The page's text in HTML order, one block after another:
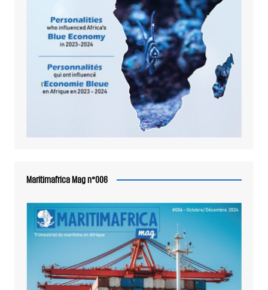
Maritimafrica Mag n°006